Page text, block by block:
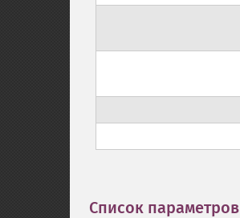
Список параметров